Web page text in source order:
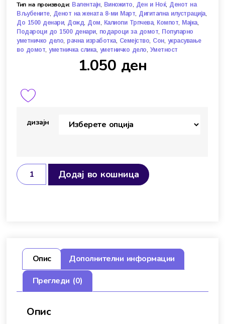
Тип на производи: Валентајн, Виножито, Ден и Ноќ, Денот на
Вљубените, Денот на жената 8-ми Март, Дигитална илустрација,
До 1500 денари, Дожд, Дом, Калиопи Трпчева, Компот, Мајка,
Подароци до 1500 денари, подароци за домот, Популарно
уметничко дело, рачна изработка, Семејство, Сон, украсување
во домот,уметничка слика, уметничко дело, Уметност
1.050 ден
дизајн
Додај во кошница
Опис
Дополнителни информации
Прегледи (0)
Опис